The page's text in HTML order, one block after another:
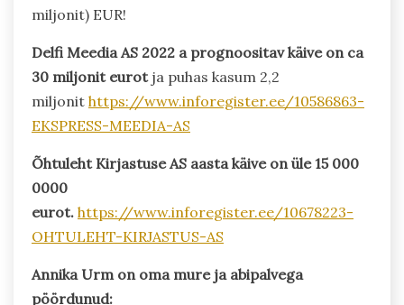
miljonit) EUR!
Delfi Meedia AS 2022 a prognoositav käive on ca
30 miljonit eurotja puhas kasum 2,2
miljonit https://www.inforegister.ee/10586863-
EKSPRESS-MEEDIA-AS
Õhtuleht Kirjastuse AS aasta käive on üle 15 000
0000
eurot. https://www.inforegister.ee/10678223-
OHTULEHT-KIRJASTUS-AS
Annika Urm on oma mure ja abipalvega
pöördunud: